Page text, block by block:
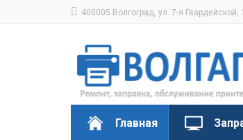
400005 Волгоград, ул. 7-я Гвардейской,
Главная